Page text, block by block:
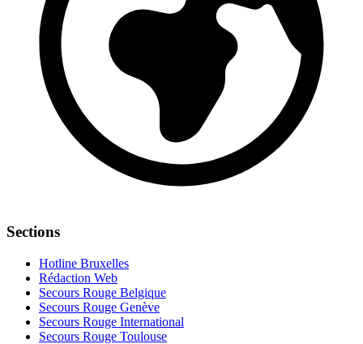
Sections
Hotline Bruxelles
Rédaction Web
Secours Rouge Belgique
Secours Rouge Genève
Secours Rouge International
Secours Rouge Toulouse